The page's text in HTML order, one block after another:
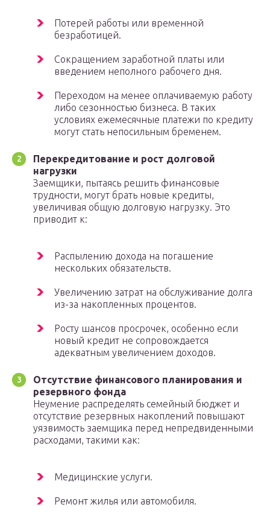
Потерей работы или временной
безработицей.
Сокращением заработной платы или
введением неполного рабочего дня.
Переходом на менее оплачиваемую работу
либо сезонностью бизнеса. В таких
условиях ежемесячные платежи по кредиту
могут стать непосильным бременем.
Перекредитование и рост долговой
нагрузки
Заемщики, пытаясь решить финансовые
трудности, могут брать новые кредиты,
увеличивая общую долговую нагрузку. Это
приводит к:
Распылению дохода на погашение
нескольких обязательств.
Увеличению затрат на обслуживание долга
из-за накопленных процентов.
Росту шансов просрочек, особенно если
новый кредит не сопровождается
адекватным увеличением доходов.
Отсутствие финансового планирования и
резервного фонда
Неумение распределять семейный бюджет и
отсутствие резервных накоплений повышают
уязвимость заемщика перед непредвиденными
расходами, такими как:
Медицинские услуги.
Ремонт жилья или автомобиля.